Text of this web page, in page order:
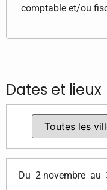
comptable et/ou
Dates et lieux
Du 2 novembre au